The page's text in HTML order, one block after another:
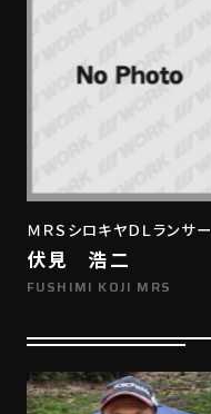
ＭＲＳシロキヤＤＬランサー
伏見 浩二
FUSHIMI KOJI MRS